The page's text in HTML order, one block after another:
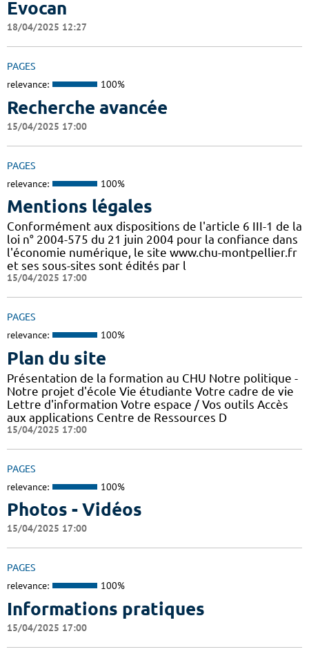
Evocan
18/04/2025 12:27
PAGES
relevance: 100%
Recherche avancée
15/04/2025 17:00
PAGES
relevance: 100%
Mentions légales
Conformément aux dispositions de l'article 6 III-1 de la
loi n° 2004-575 du 21 juin 2004 pour la confiance dans
l'économie numérique, le site www.chu-montpellier.fr
et ses sous-sites sont édités par l
15/04/2025 17:00
PAGES
relevance: 100%
Plan du site
Présentation de la formation au CHU Notre politique -
Notre projet d'école Vie étudiante Votre cadre de vie
Lettre d'information Votre espace / Vos outils Accès
aux applications Centre de Ressources D
15/04/2025 17:00
PAGES
relevance: 100%
Photos - Vidéos
15/04/2025 17:00
PAGES
relevance: 100%
Informations pratiques
15/04/2025 17:00